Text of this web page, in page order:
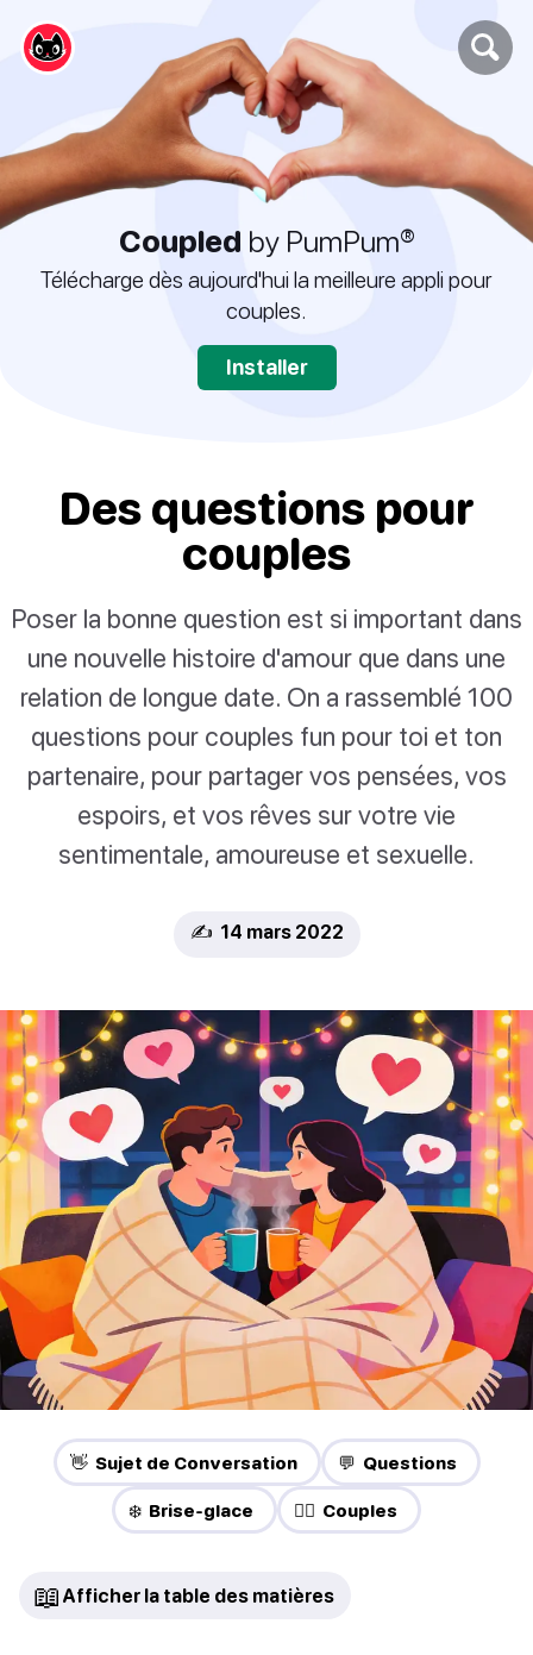
Coupled by PumPum®
Télécharge dès aujourd'hui la meilleure appli pour
couples.
Installer
Des questions pour
couples
Poser la bonne question est si important dans
une nouvelle histoire d'amour que dans une
relation de longue date. On a rassemblé 100
questions pour couples fun pour toi et ton
partenaire, pour partager vos pensées, vos
espoirs, et vos rêves sur votre vie
sentimentale, amoureuse et sexuelle.
✍️ 14 mars 2022
👋 Sujet de Conversation 💬 Questions
❄️ Brise-glace ❤️‍🔥 Couples
📖 Afficher la table des matières